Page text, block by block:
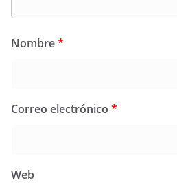
Nombre*
Correo electrónico *
Web